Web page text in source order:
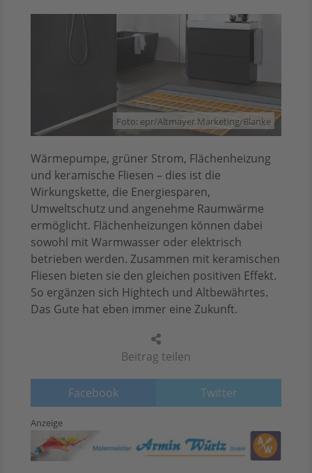
Beitrag teilen
Facebook Twitter
Foto: epr/Altmayer Marketing/Blanke
Wärmepumpe, grüner Strom, Flächenheizung
und keramische Fliesen – dies ist die
Wirkungskette, die Energiesparen,
Umweltschutz und angenehme Raumwärme
ermöglicht. Flächenheizungen können dabei
sowohl mit Warmwasser oder elektrisch
betrieben werden. Zusammen mit keramischen
Fliesen bieten sie den gleichen positiven Effekt.
So ergänzen sich Hightech und Altbewährtes.
Das Gute hat eben immer eine Zukunft.
Anzeige